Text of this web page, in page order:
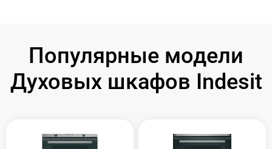
Популярные модели
Духовых шкафов Indesit